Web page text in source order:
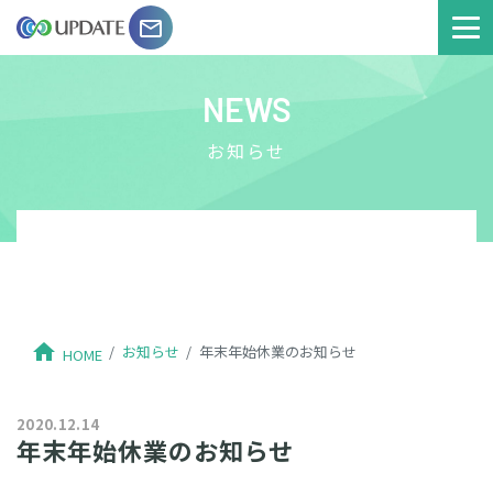
email
NEWS
お知らせ
home HOME お知らせ 年末年始休業のお知らせ
2020.12.14
年末年始休業のお知らせ